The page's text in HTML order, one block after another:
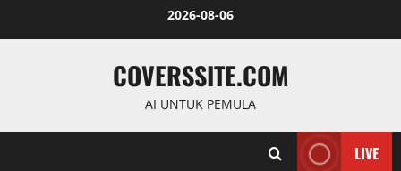
2026-08-06
COVERSSITE.COM
AI UNTUK PEMULA
LIVE